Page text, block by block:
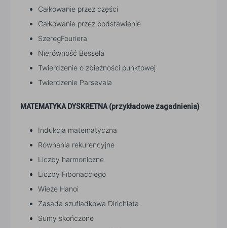
Całkowanie przez części
Całkowanie przez podstawienie
SzeregFouriera
Nierówność Bessela
Twierdzenie o zbieżności punktowej
Twierdzenie Parsevala
MATEMATYKA DYSKRETNA (przykładowe zagadnienia)
Indukcja matematyczna
Równania rekurencyjne
Liczby harmoniczne
Liczby Fibonacciego
Wieże Hanoi
Zasada szufladkowa Dirichleta
Sumy skończone